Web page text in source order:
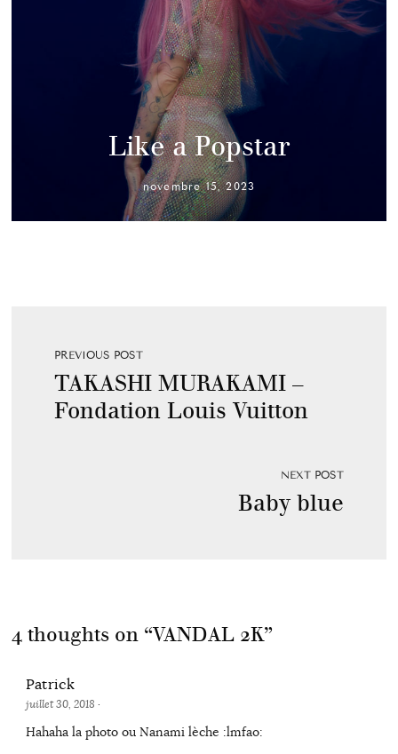
Like a Popstar
novembre 15, 2023
PREVIOUS POST
TAKASHI MURAKAMI –
Fondation Louis Vuitton
NEXT POST
Baby blue
4 thoughts on “VANDAL 2K”
Patrick
juillet 30, 2018 ·
Hahaha la photo ou Nanami lèche :lmfao: